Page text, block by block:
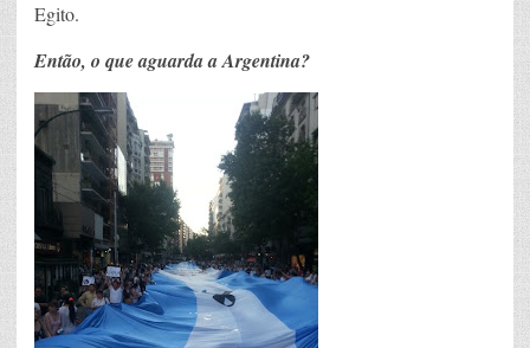
Egito.
Então, o que aguarda a Argentina?